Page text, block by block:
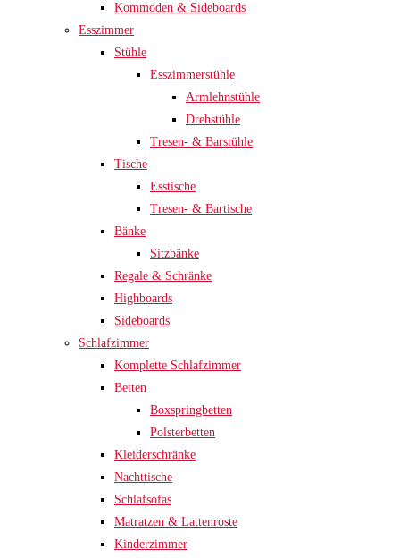
Kommoden & Sideboards
Esszimmer
Stühle
Esszimmerstühle
Armlehnstühle
Drehstühle
Tresen- & Barstühle
Tische
Esstische
Tresen- & Bartische
Bänke
Sitzbänke
Regale & Schränke
Highboards
Sideboards
Schlafzimmer
Komplette Schlafzimmer
Betten
Boxspringbetten
Polsterbetten
Kleiderschränke
Nachttische
Schlafsofas
Matratzen & Lattenroste
Kinderzimmer